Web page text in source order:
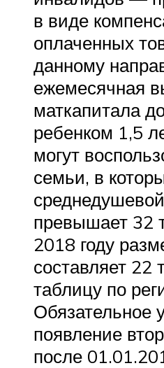
в виде
оплаченных
данному
ежемесячная
маткапитала
ребенком 1,5
могут
семьи, в
превышает 32
2018 году
составляет 22
таблицу по
Обязательное
появление
после